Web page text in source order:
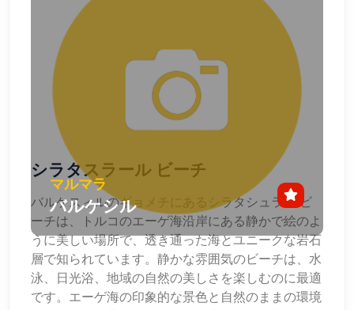
マルマラ
バルケシル
シラタスラール ビーチ
バルケスィルのギョメチにあるシラタシュラル ビ
ーチは、トルコのエーゲ海沿岸にある静かで絵のよ
うに美しい場所で、透き通った海とユニークな岩石
層で知られています。静かな雰囲気のビーチは、水
泳、日光浴、地域の自然の美しさを楽しむのに最適
です。エーゲ海の印象的な景色と自然のままの環境